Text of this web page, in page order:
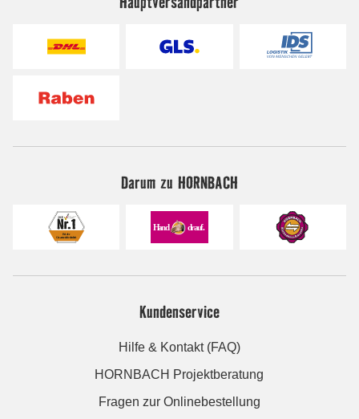
Darum zu HORNBACH
Kundenservice
Hilfe & Kontakt (FAQ)
HORNBACH Projektberatung
Fragen zur Onlinebestellung